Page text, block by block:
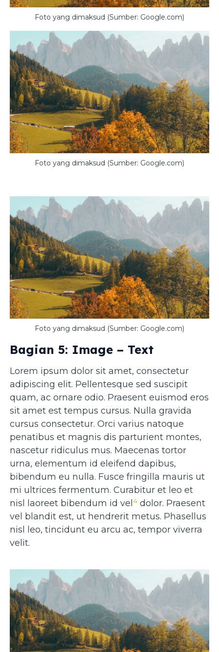
Foto yang dimaksud (Sumber: Google.com)
Foto yang dimaksud (Sumber: Google.com)
Foto yang dimaksud (Sumber: Google.com)
Bagian 5: Image – Text
Lorem ipsum dolor sit amet, consectetur
adipiscing elit. Pellentesque sed suscipit
quam, ac ornare odio. Praesent euismod eros
sit amet est tempus cursus. Nulla gravida
cursus consectetur. Orci varius natoque
penatibus et magnis dis parturient montes,
nascetur ridiculus mus. Maecenas tortor
urna, elementum id eleifend dapibus,
bibendum eu nulla. Fusce fringilla mauris ut
mi ultrices fermentum. Curabitur et leo et
nisl laoreet bibendum id vel4 dolor. Praesent
vel blandit est, ut hendrerit metus. Phasellus
nisl leo, tincidunt eu arcu ac, tempor viverra
velit.